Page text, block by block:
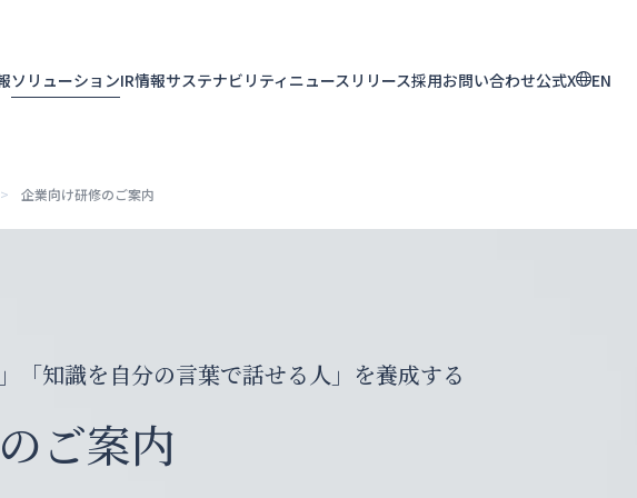
ソリューションIR情報サステナビリティ ニュースリリース採用お問い合わせ公式X EN
企業向け研修のご案内
「知識を自分の言葉で話せる人」を養成する
ご案内